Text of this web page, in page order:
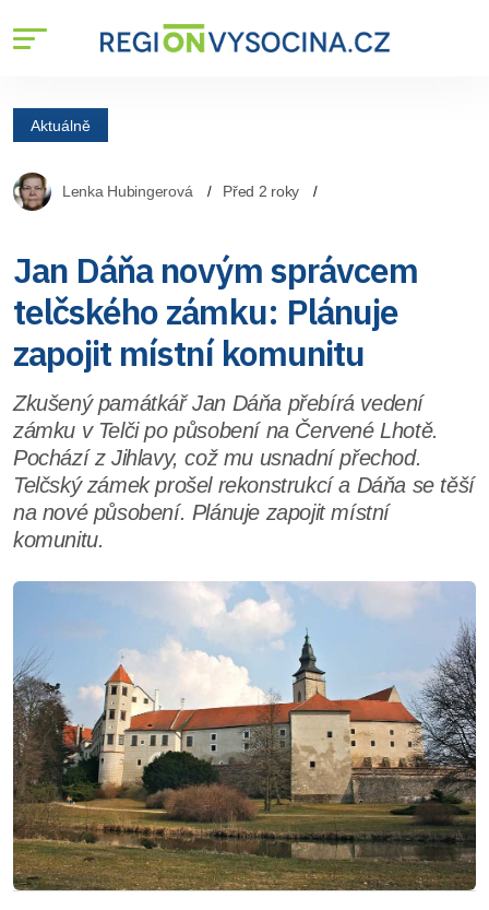
Aktuálně
Lenka Hubingerová Před 2 roky
Jan Dáňa novým správcem
telčského zámku: Plánuje
zapojit místní komunitu
Zkušený památkář Jan Dáňa přebírá vedení
zámku v Telči po působení na Červené Lhotě.
Pochází z Jihlavy, což mu usnadní přechod.
Telčský zámek prošel rekonstrukcí a Dáňa se těší
na nové působení. Plánuje zapojit místní
komunitu.